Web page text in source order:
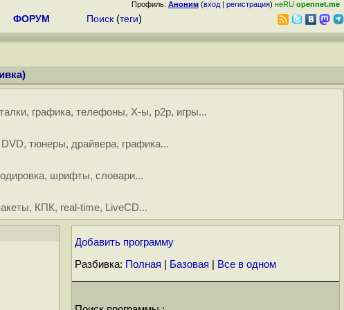
Профиль: Аноним (вход | регистрация) неRU opennet.me
ФОРУМ Поиск (теги)
, графика,телефоны, X-ы, p2p, игры...
DVD,тюнеры, драйвера, графика...
, шрифты,словари...
, КПК, real-time, LiveCD...
Добавить программу
Разбивка: Полная Базовая Все в одном